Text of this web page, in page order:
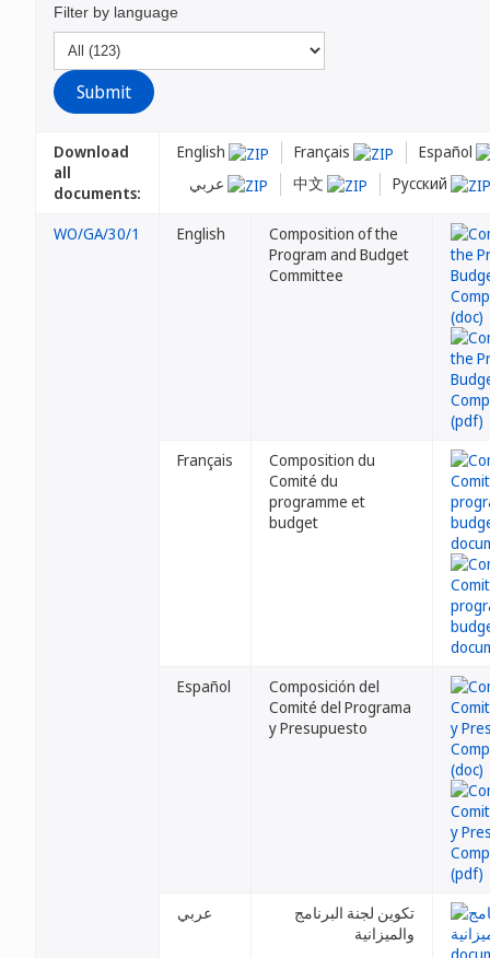
Filter by language
Download
all
documents:
English Français
Español
中文 Русский
WO/GA/30/1 English
Composition of the
Program and Budget
Committee
Français
Composition du
Comité du
programme et
budget
Español
Composición del
Comité del Programa
y Presupuesto
عربي
تكوين لجنة البرنامج
والميزانية